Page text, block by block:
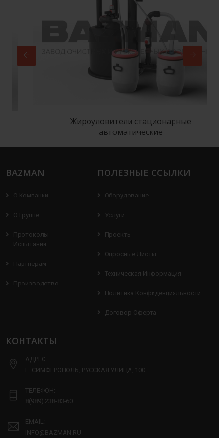
Жироуловители стационарные
автоматические
BAZMAN
О Компании
О Группе
Протоколы
Испытаний
Партнерам
Производство
ПОЛЕЗНЫЕ ССЫЛКИ
Оборудование
Услуги
Проекты
Опросные Листы
Техническая Информация
Политика Конфиденциальности
Договор-Оферта
КОНТАКТЫ
АДРЕС:
Г. СИМФЕРОПОЛЬ, РУССКАЯ УЛИЦА, 100
ТЕЛЕФОН:
8(989) 238-83-60
EMAIL:
INFO@BAZMAN.RU